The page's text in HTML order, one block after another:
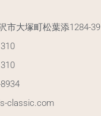
市大塚町松葉添1284-39
classic.com